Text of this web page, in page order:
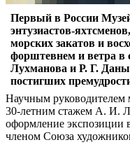
Первый в России
энтузиастов-
морских закатов и
форштевнем и ветра в
Лухманова и Р. Г.
постигших
Научным руководителем
30-летним стажем А. И.
оформление экспозиции
членом Союза